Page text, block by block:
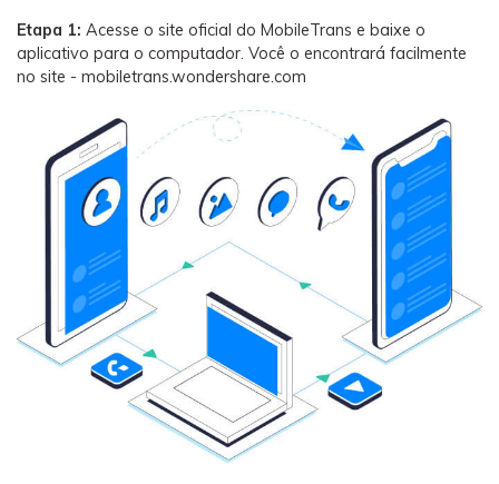
Etapa 1: Acesse o site oficial do MobileTrans e baixe o
aplicativo para o computador. Você o encontrará facilmente
no site - mobiletrans.wondershare.com